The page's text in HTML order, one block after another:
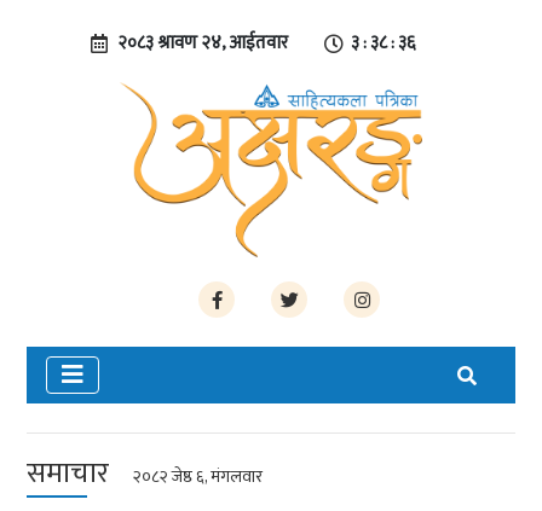
२०८३ श्रावण २४, आईतवार ३ : ३८ : ३६
समाचार २०८२ जेष्ठ ६, मंगलवार